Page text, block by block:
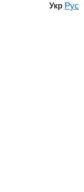
Укр Рус